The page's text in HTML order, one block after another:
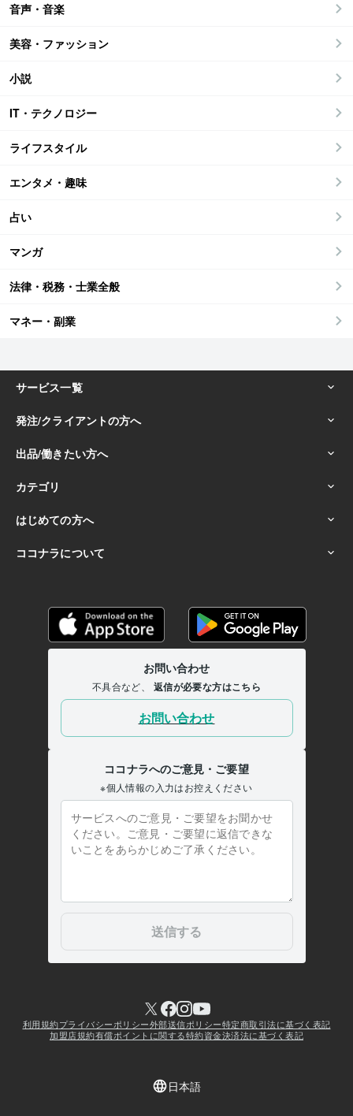
音声・音楽
美容・ファッション
小説
IT・テクノロジー
ライフスタイル
エンタメ・趣味
占い
マンガ
法律・税務・士業全般
マネー・副業